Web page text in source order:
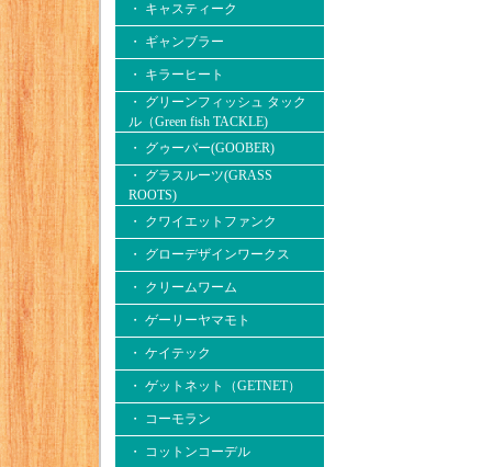
・ キャスティーク
・ ギャンブラー
・ キラーヒート
・ グリーンフィッシュ タック
ル（Green fish TACKLE)
・ グゥーバー(GOOBER)
・ グラスルーツ(GRASS
ROOTS)
・ クワイエットファンク
・ グローデザインワークス
・ クリームワーム
・ ゲーリーヤマモト
・ ケイテック
・ ゲットネット（GETNET）
・ コーモラン
・ コットンコーデル